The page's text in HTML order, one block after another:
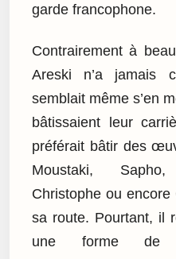
garde francophone.
Contrairement à
Areski n’a jamais
semblait même s’en
bâtissaient leur
préférait bâtir des
Moustaki,
Christophe ou
sa route. Pourtant, il
une forme de